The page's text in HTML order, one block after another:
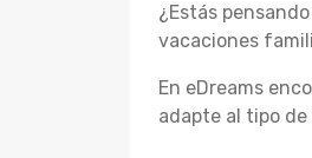
¿Estás
vacaciones
En eDreams
adapte al tipo